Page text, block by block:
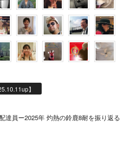
】
達員ー2025年 灼熱の鈴鹿8耐を振り返る